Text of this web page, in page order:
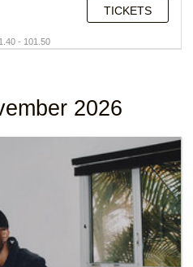
TICKETS
- 101.50
2026